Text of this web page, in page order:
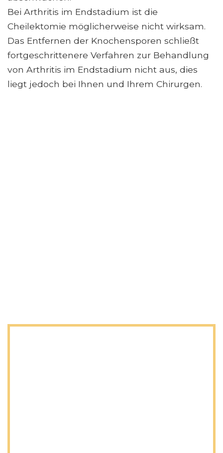
Bei Arthritis im Endstadium ist die
Cheilektomie möglicherweise nicht wirksam.
Das Entfernen der Knochensporen schließt
fortgeschrittenere Verfahren zur Behandlung
von Arthritis im Endstadium nicht aus, dies
liegt jedoch bei Ihnen und Ihrem Chirurgen.